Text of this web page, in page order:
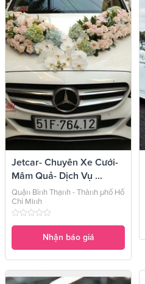
Jetcar- Chuyên Xe Cưới-
Mâm Quả- Dịch Vụ ...
Quận Bình Thạnh - Thành phố Hồ
Chí Minh
Nhận báo giá